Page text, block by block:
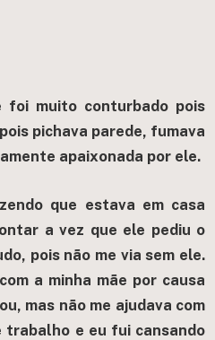
foi muito conturbado pois
pichava parede, fumava
apaixonada por ele.
que estava em casa
a vez que ele pediu o
pois não me via sem ele.
a minha mãe por causa
mas não me ajudava com
trabalho e eu fui cansando